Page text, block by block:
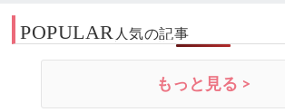
POPULAR人気の記事
もっと見る >